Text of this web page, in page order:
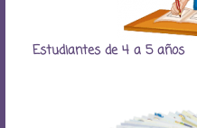
Estudiantes de 4 a 5 años